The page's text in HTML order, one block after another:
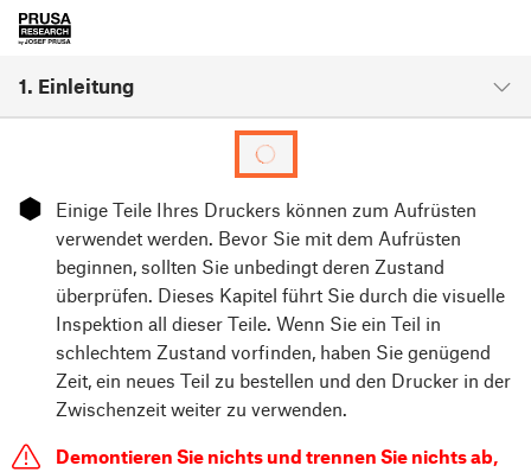
1. Einleitung
⬢
Einige Teile Ihres Druckers können zum Aufrüsten
verwendet werden. Bevor Sie mit dem Aufrüsten
beginnen, sollten Sie unbedingt deren Zustand
überprüfen. Dieses Kapitel führt Sie durch die visuelle
Inspektion all dieser Teile. Wenn Sie ein Teil in
schlechtem Zustand vorfinden, haben Sie genügend
Zeit, ein neues Teil zu bestellen und den Drucker in der
Zwischenzeit weiter zu verwenden.
Demontieren Sie nichts und trennen Sie nichts ab,